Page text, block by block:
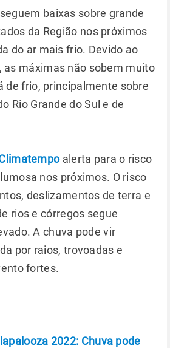
baixas sobre grande
da Região nos próximos
do ar mais frio. Devido ao
as máximas não sobem muito
de frio, principalmente sobre
Rio Grande do Sul e de
alerta para o risco
nos próximos. O risco
deslizamentos de terra e
rios e córregos segue
A chuva pode vir
por raios, trovoadas e
fortes.
2022: Chuva pode